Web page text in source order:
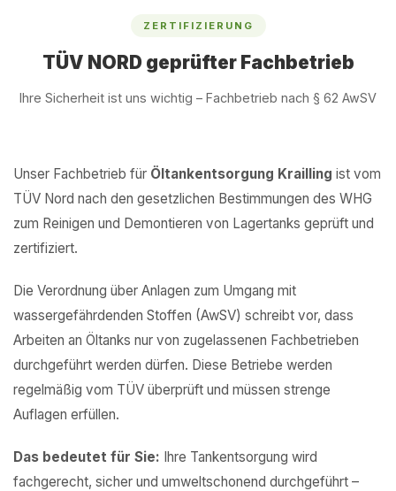
ZERTIFIZIERUNG
TÜV NORD geprüfter Fachbetrieb
Ihre Sicherheit ist uns wichtig – Fachbetrieb nach § 62 AwSV
Unser Fachbetrieb für Öltankentsorgung Krailling ist vom
TÜV Nord nach den gesetzlichen Bestimmungen des WHG
zum Reinigen und Demontieren von Lagertanks geprüft und
zertifiziert.
Die Verordnung über Anlagen zum Umgang mit
wassergefährdenden Stoffen (AwSV) schreibt vor, dass
Arbeiten an Öltanks nur von zugelassenen Fachbetrieben
durchgeführt werden dürfen. Diese Betriebe werden
regelmäßig vom TÜV überprüft und müssen strenge
Auflagen erfüllen.
Das bedeutet für Sie: Ihre Tankentsorgung wird
fachgerecht, sicher und umweltschonend durchgeführt –